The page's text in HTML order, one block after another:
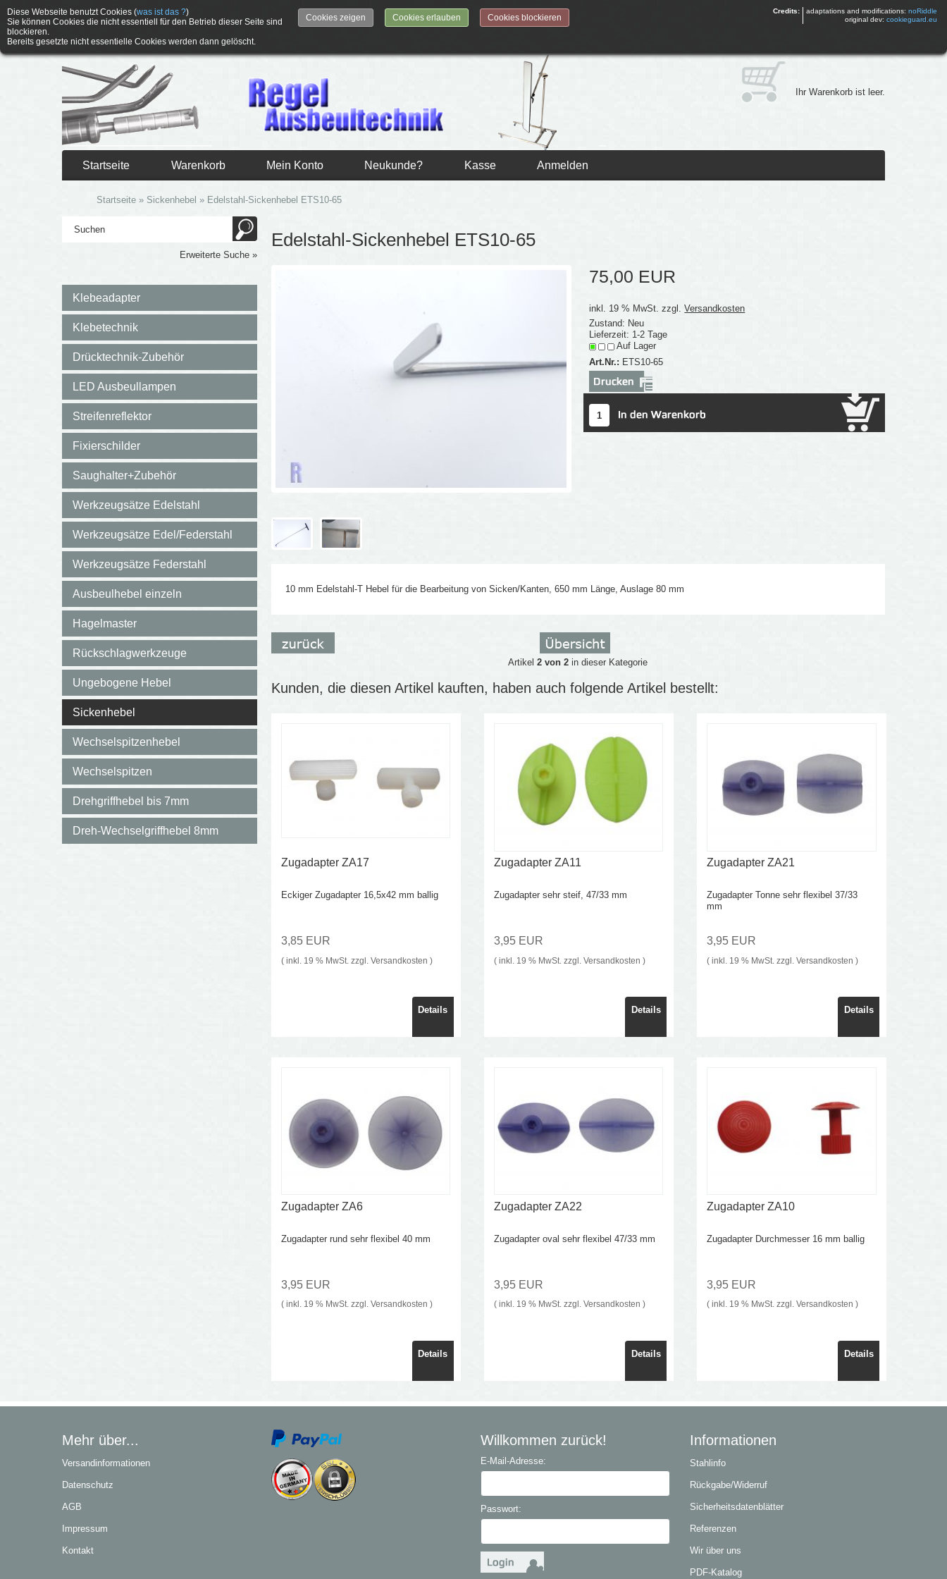
Credits: adaptations and modifications: noRiddle
original dev: cookieguard.eu
Diese Webseite benutzt Cookies (was ist das ?)
Sie können Cookies die nicht essentiell für den Betrieb dieser Seite sind
blockieren.
Bereits gesetzte nicht essentielle Cookies werden dann gelöscht.
Cookies zeigen Cookies erlauben Cookies blockieren
Ihr Warenkorb ist leer.
Startseite Warenkorb Mein Konto Neukunde? Kasse Anmelden
Startseite » Sickenhebel » Edelstahl-Sickenhebel ETS10-65
Erweiterte Suche »
Klebeadapter
Klebetechnik
Drücktechnik-Zubehör
LED Ausbeullampen
Streifenreflektor
Fixierschilder
Saughalter+Zubehör
Werkzeugsätze Edelstahl
Werkzeugsätze Edel/Federstahl
Werkzeugsätze Federstahl
Ausbeulhebel einzeln
Hagelmaster
Rückschlagwerkzeuge
Ungebogene Hebel
Sickenhebel
Wechselspitzenhebel
Wechselspitzen
Drehgriffhebel bis 7mm
Dreh-Wechselgriffhebel 8mm
Edelstahl-Sickenhebel ETS10-65
75,00 EUR
inkl. 19 % MwSt. zzgl.Versandkosten
Zustand: Neu
Lieferzeit: 1-2 Tage
Auf Lager
Art.Nr.: ETS10-65
10 mm Edelstahl-T Hebel für die Bearbeitung von Sicken/Kanten, 650 mm Länge, Auslage 80 mm
Artikel2 von 2 in dieser Kategorie
Kunden, die diesen Artikel kauften, haben auch folgende Artikel bestellt:
Zugadapter ZA17
Eckiger Zugadapter 16,5x42 mm ballig
3,85 EUR
( inkl. 19 % MwSt. zzgl. Versandkosten )
Details
Zugadapter ZA11
Zugadapter sehr steif, 47/33 mm
3,95 EUR
( inkl. 19 % MwSt. zzgl.Versandkosten )
Details
Zugadapter ZA21
Zugadapter Tonne sehr flexibel 37/33
mm
3,95 EUR
( inkl. 19 % MwSt. zzgl.Versandkosten )
Details
Zugadapter ZA6
Zugadapter rund sehr flexibel 40 mm
3,95 EUR
( inkl. 19 % MwSt. zzgl. Versandkosten )
Details
Zugadapter ZA22
Zugadapter oval sehr flexibel 47/33 mm
3,95 EUR
( inkl. 19 % MwSt. zzgl.Versandkosten )
Details
Zugadapter ZA10
Zugadapter Durchmesser 16 mm ballig
3,95 EUR
( inkl. 19 % MwSt. zzgl.Versandkosten )
Details
Mehr über...
Versandinformationen
Datenschutz
AGB
Impressum
Kontakt
Willkommen zurück!
E-Mail-Adresse:
Passwort:
Informationen
Stahlinfo
Rückgabe/Widerruf
Sicherheitsdatenblätter
Referenzen
Wir über uns
PDF-Katalog